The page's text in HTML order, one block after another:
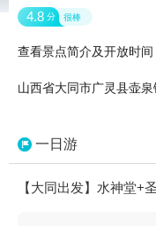
4.8 分 很棒
查看景点简介及开放时间
山西省大同市广灵县壶
一日游
【大同出发】水神堂+